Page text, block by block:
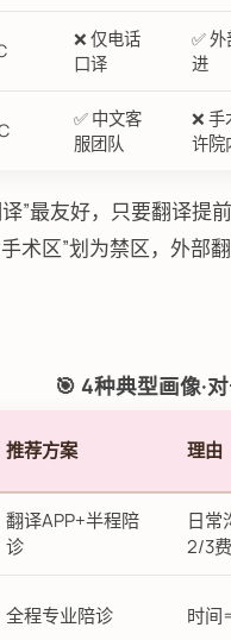
❌ 仅电话
口译
✅
进
✅ 中文客
服团队
❌
许院
”最友好，只要翻译
术区”划为禁区，外部
🎯 4种典型画像·
推荐方案 理由
翻译APP+半程陪
诊
日常
2/3
全程专业陪诊 时间